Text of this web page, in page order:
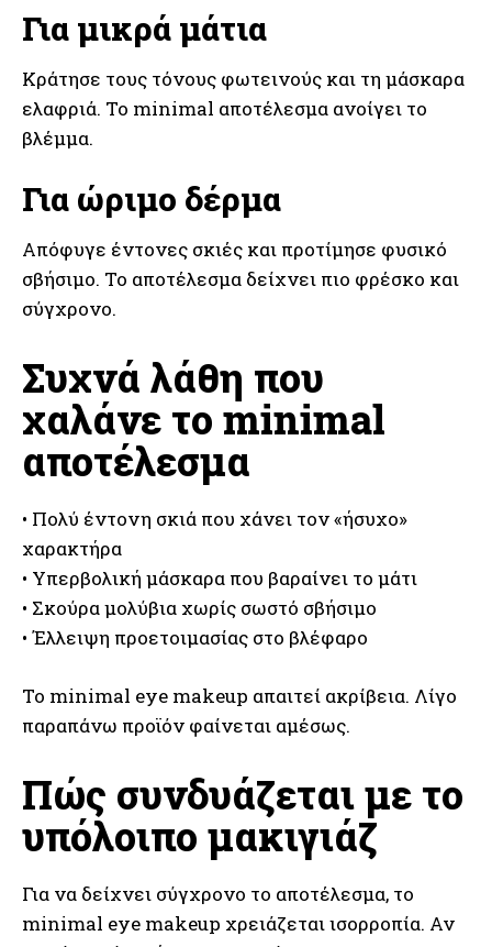
Για μικρά μάτια
Κράτησε τους τόνους φωτεινούς και τη μάσκαρα
ελαφριά. Το minimal αποτέλεσμα ανοίγει το
βλέμμα.
Για ώριμο δέρμα
Απόφυγε έντονες σκιές και προτίμησε φυσικό
σβήσιμο. Το αποτέλεσμα δείχνει πιο φρέσκο και
σύγχρονο.
Συχνά λάθη που
χαλάνε το minimal
αποτέλεσμα
• Πολύ έντονη σκιά που χάνει τον «ήσυχο»
χαρακτήρα
• Υπερβολική μάσκαρα που βαραίνει το μάτι
• Σκούρα μολύβια χωρίς σωστό σβήσιμο
• Έλλειψη προετοιμασίας στο βλέφαρο
Το minimal eye makeup απαιτεί ακρίβεια. Λίγο
παραπάνω προϊόν φαίνεται αμέσως.
Πώς συνδυάζεται με το
υπόλοιπο μακιγιάζ
Για να δείχνει σύγχρονο το αποτέλεσμα, το
minimal eye makeup χρειάζεται ισορροπία. Αν